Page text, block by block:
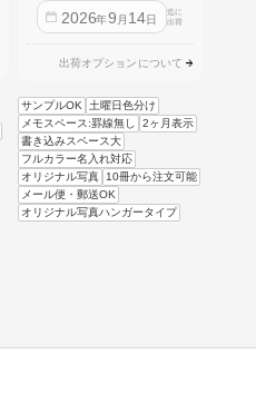
2026年9 月 14日
迄に
出荷
出荷オプションについて
サンプルOK 土曜日色分け
メモスペース:罫線無し
2ヶ月表示
書き込みスペース大
フルカラー名入れ対応
オリジナル写真 10冊から注文可能
メール便・郵送OK
オリジナル写真ハンガータイプ